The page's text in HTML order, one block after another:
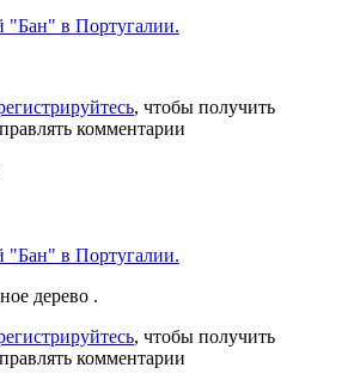
"Бан" в Португалии.
, чтобы получить
комментарии
"Бан" в Португалии.
дерево .
, чтобы получить
комментарии